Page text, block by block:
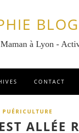
Maman à Lyon -
CONTACT
PUÉRICULTURE
ALLÉE